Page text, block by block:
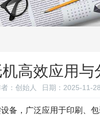
高效应用与
：创始人 日期：2025-11-
备，广泛应用于印刷、